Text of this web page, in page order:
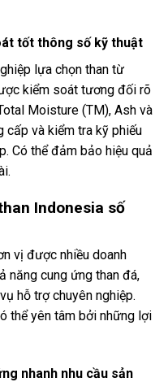
tốt thông số kỹ thuật
lựa chọn than từ
kiểm soát tương đối rõ
Moisture (TM), Ash và
cấp và kiểm tra kỹ phiếu
Có thể đảm bảo hiệu quả
Indonesia số
vị được nhiều doanh
năng cung ứng than đá,
hỗ trợ chuyên nghiệp.
thể yên tâm bởi những lợi
nhanh nhu cầu sản